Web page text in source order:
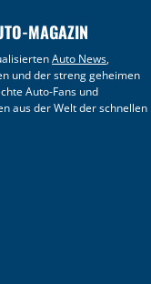
MAGAZIN
Auto News,
und der streng geheimen
Auto-Fans und
aus der Welt der schnellen